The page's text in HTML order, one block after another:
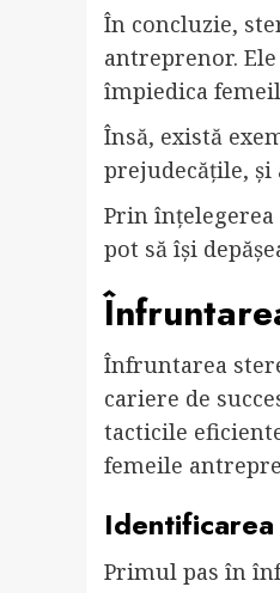
În concluzie,
antreprenor.
împiedica
Însă, există
prejudecățile, și
Prin
pot să își
Înfruntarea
cariere de
tacticile
femeile
Primul pas în